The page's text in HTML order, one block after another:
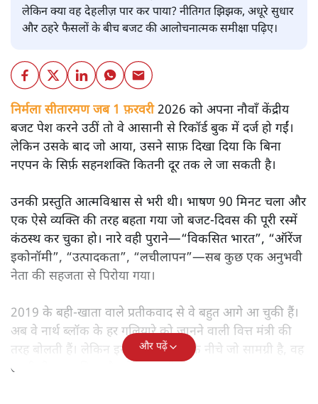
लेकिन क्या वह देहलीज़ पार कर पाया? नीतिगत झिझक, अधूरे सुधार
और ठहरे फैसलों के बीच बजट की आलोचनात्मक समीक्षा पढ़िए।
निर्मला सीतारमण जब 1 फ़रवरी2026 को अपना नौवाँ केंद्रीय
बजट पेश करने उठीं तो वे आसानी से रिकॉर्ड बुक में दर्ज हो गईं।
लेकिन उसके बाद जो आया, उसने साफ़ दिखा दिया कि बिना
नएपन के सिर्फ़ सहनशक्ति कितनी दूर तक ले जा सकती है।
उनकी प्रस्तुति आत्मविश्वास से भरी थी। भाषण 90 मिनट चला और
एक ऐसे व्यक्ति की तरह बहता गया जो बजट‑दिवस की पूरी रस्में
कंठस्थ कर चुका हो। नारे वही पुराने—“विकसित भारत”, “ऑरेंज
इकोनॉमी”, “उत्पादकता”, “लचीलापन”—सब कुछ एक अनुभवी
नेता की सहजता से पिरोया गया।
2019 के बही‑खाता वाले प्रतीकवाद से वे बहुत आगे आ चुकी हैं।
अब वे नार्थ ब्लॉक के हर गलियारे को जानने वाली वित्त मंत्री की
तरह बोलती हैं। लेकिन इस आत्मविश्वास के नीचे जो सामग्री है, वह
उतनी ही अनुमानित और दोहराव भरी।
और पढ़ें